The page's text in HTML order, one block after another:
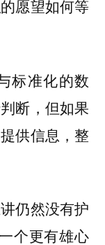
愿望如何等
标准化的数
断，但如果
供信息，整
仍然没有护
个更有雄心